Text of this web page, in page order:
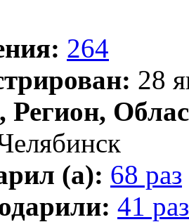
264
28
Регион,
(а): 68 раз
41 раз